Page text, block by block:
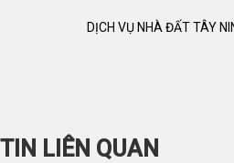
DỊCH VỤ NHÀ ĐẤT TÂY
TIN LIÊN QUAN